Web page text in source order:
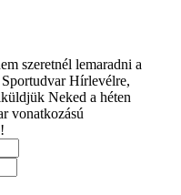
szeretnél lemaradni a
Hírlevélre,
Neked a héten
vonatkozású